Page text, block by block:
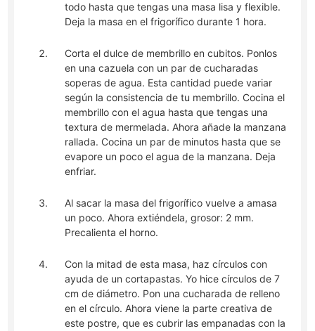
todo hasta que tengas una masa lisa y flexible.
Deja la masa en el frigorífico durante 1 hora.
Corta el dulce de membrillo en cubitos. Ponlos
en una cazuela con un par de cucharadas
soperas de agua. Esta cantidad puede variar
según la consistencia de tu membrillo. Cocina el
membrillo con el agua hasta que tengas una
textura de mermelada. Ahora añade la manzana
rallada. Cocina un par de minutos hasta que se
evapore un poco el agua de la manzana. Deja
enfriar.
Al sacar la masa del frigorífico vuelve a amasa
un poco. Ahora extiéndela, grosor: 2 mm.
Precalienta el horno.
Con la mitad de esta masa, haz círculos con
ayuda de un cortapastas. Yo hice círculos de 7
cm de diámetro. Pon una cucharada de relleno
en el círculo. Ahora viene la parte creativa de
este postre, que es cubrir las empanadas con la